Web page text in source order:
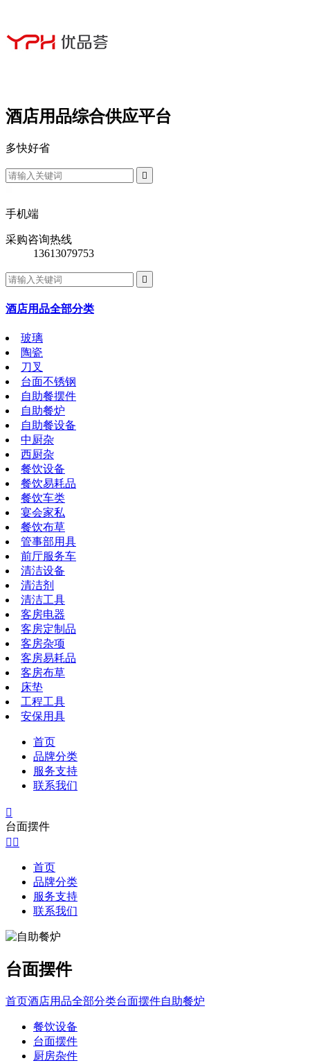
酒店用品综合供应平台
多快好省

手机端
采购咨询热线
13613079753

酒店用品全部分类
玻璃
陶瓷
刀叉
台面不锈钢
自助餐摆件
自助餐炉
自助餐设备
中厨杂
西厨杂
餐饮设备
餐饮易耗品
餐饮车类
宴会家私
餐饮布草
管事部用具
前厅服务车
清洁设备
清洁剂
清洁工具
客房电器
客房定制品
客房杂项
客房易耗品
客房布草
床垫
工程工具
安保用具
首页
品牌分类
服务支持
联系我们

台面摆件
 
首页
品牌分类
服务支持
联系我们
台面摆件
首页酒店用品全部分类台面摆件自助餐炉
餐饮设备
台面摆件
厨房杂件